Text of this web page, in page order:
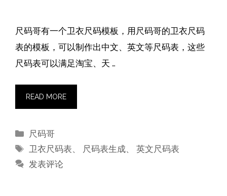
尺码哥有一个卫衣尺码模板，用尺码哥的卫衣尺码
表的模板，可以制作出中文、英文等尺码表，这些
尺码表可以满足淘宝、天 …
READ MORE
分
类
尺码哥
标
签
卫衣尺码表、 尺码表生成、英文尺码表
发表评论